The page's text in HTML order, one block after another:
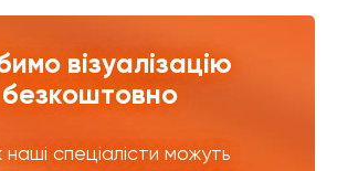
візуалізацію
безкоштовно
наші спеціалісти можуть